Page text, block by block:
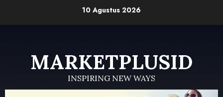
10 Agustus 2026
MARKETPLUSID
INSPIRING NEW WAYS